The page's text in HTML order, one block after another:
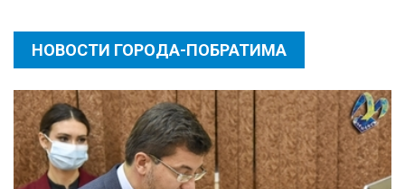
НОВОСТИ ГОРОДА-ПОБРАТИМА